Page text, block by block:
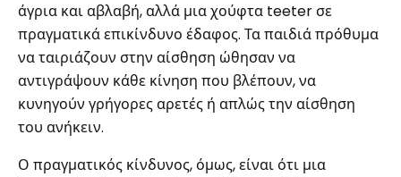
άγρια ​​και αβλαβή, αλλά μια χούφτα teeter σε
πραγματικά επικίνδυνο έδαφος. Τα παιδιά πρόθυμα
να ταιριάζουν στην αίσθηση ώθησαν να
αντιγράψουν κάθε κίνηση που βλέπουν, να
κυνηγούν γρήγορες αρετές ή απλώς την αίσθηση
του ανήκειν.
Ο πραγματικός κίνδυνος, όμως, είναι ότι μια